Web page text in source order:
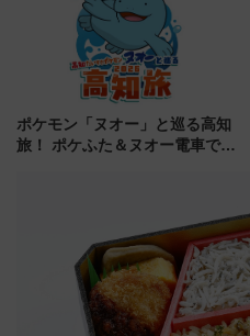
ポケモン「ヌオー」と巡る高知
旅！ ポケふた＆ヌオー電車で楽